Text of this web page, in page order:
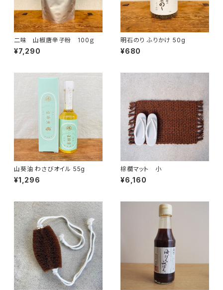
二味 山椒唐辛子粉 100ｇ
¥7,290
明石のり ふりかけ 50g
¥680
山葵油 わさびオイル 55g
¥1,296
棕櫚マット 小
¥6,160